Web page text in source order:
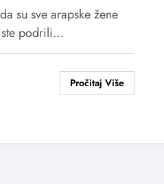
su sve arapske žene
podrili…